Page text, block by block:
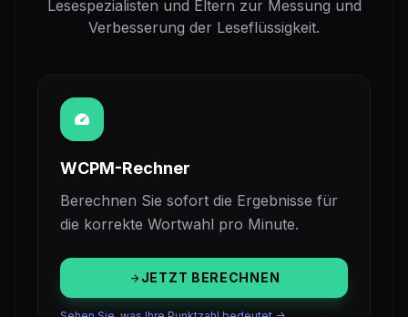
Lesespezialisten und Eltern zur Messung und
Verbesserung der Leseflüssigkeit.
speed
WCPM-Rechner
Berechnen Sie sofort die Ergebnisse für
die korrekte Wortwahl pro Minute.
arrow_forwardJETZT BERECHNEN